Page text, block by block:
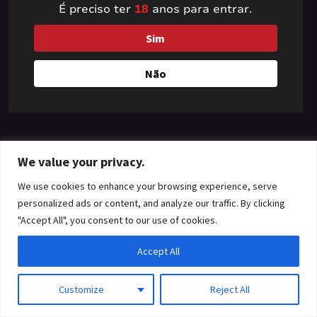
We value your privacy.
We use cookies to enhance your browsing experience, serve
personalized ads or content, and analyze our traffic. By clicking
"Accept All", you consent to our use of cookies.
Customize Reject All
Accept All
something amazing
— check back soon!
É preciso ter 18 anos para entrar.
Sim
Não